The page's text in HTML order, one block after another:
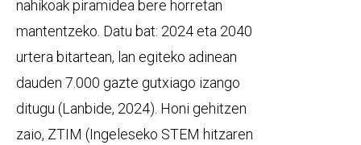
nahikoak piramidea bere horretan
mantentzeko. Datu bat: 2024 eta 2040
urtera bitartean, lan egiteko adinean
dauden 7.000 gazte gutxiago izango
ditugu (Lanbide, 2024). Honi gehitzen
zaio, ZTIM (Ingeleseko STEM hitzaren